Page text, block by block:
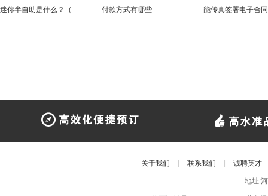
迷你半自助是什么？（
付款方式有哪些
能传真签署电子合
关于我们 联系我们 诚聘英才
地址: